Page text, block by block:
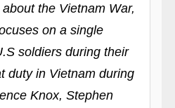
the Vietnam War,
on a single
soldiers during their
duty in Vietnam during
Knox, Stephen